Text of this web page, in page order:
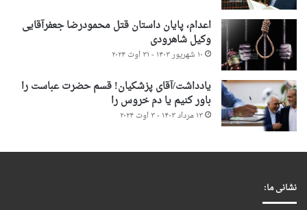
اعدام، پایان داستان قتل محمودرضا جعفرآقایی
وکیل شاهرودی
۱۰ شهریور ۱۴۰۳ - ۳۱ اوت ۲۰۲۴
یادداشت/آقای پزشکیان! قسم حضرت عباست را
باور کنیم یا دم خروس را
۱۳ مرداد ۱۴۰۳ - ۳ اوت ۲۰۲۴
نشانی ما: